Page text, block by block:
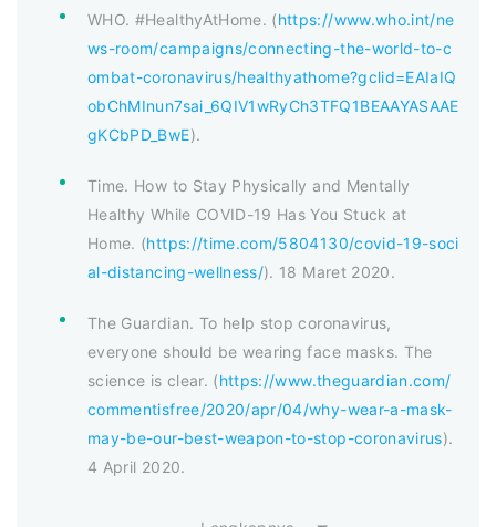
WHO. #HealthyAtHome. (https://www.who.int/ne
ws-room/campaigns/connecting-the-world-to-c
ombat-coronavirus/healthyathome?gclid=EAIaIQ
obChMInun7sai_6QIV1wRyCh3TFQ1BEAAYASAAE
gKCbPD_BwE).
Time. How to Stay Physically and Mentally
Healthy While COVID-19 Has You Stuck at
Home. (https://time.com/5804130/covid-19-soci
al-distancing-wellness/). 18 Maret 2020.
The Guardian. To help stop coronavirus,
everyone should be wearing face masks. The
science is clear. (https://www.theguardian.com/
commentisfree/2020/apr/04/why-wear-a-mask-
may-be-our-best-weapon-to-stop-coronavirus).
4 April 2020.